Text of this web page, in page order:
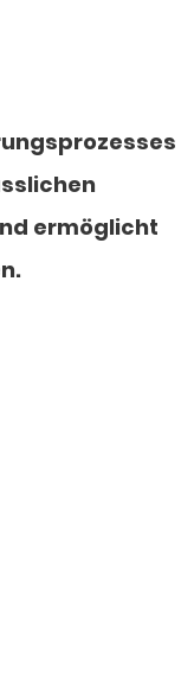
ermöglicht